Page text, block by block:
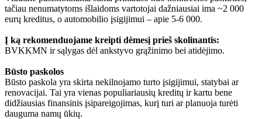
tačiau nenumatytoms išlaidoms vartotojai dažniausiai ima ~2 000
eurų kreditus, o automobilio įsigijimui – apie 5-6 000.
Į ką rekomenduojame kreipti dėmesį prieš skolinantis:
BVKKMN ir sąlygas dėl ankstyvo grąžinimo bei atidėjimo.
Būsto paskolos
Būsto paskola yra skirta nekilnojamo turto įsigijimui, statybai ar
renovacijai. Tai yra vienas populiariausių kreditų ir kartu bene
didžiausias finansinis įsipareigojimas, kurį turi ar planuoja turėti
dauguma namų ūkių.